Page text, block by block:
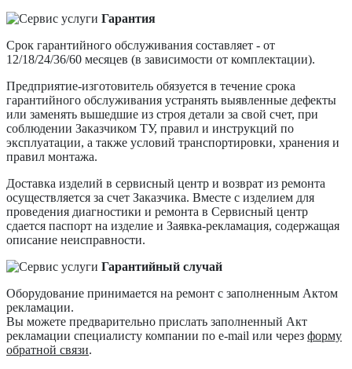
Гарантия
Срок гарантийного обслуживания составляет - от
12/18/24/36/60 месяцев (в зависимости от комплектации).
Предприятие-изготовитель обязуется в течение срока
гарантийного обслуживания устранять выявленные дефекты
или заменять вышедшие из строя детали за свой счет, при
соблюдении Заказчиком ТУ, правил и инструкций по
эксплуатации, а также условий транспортировки, хранения и
правил монтажа.
Доставка изделий в сервисный центр и возврат из ремонта
осуществляется за счет Заказчика. Вместе с изделием для
проведения диагностики и ремонта в Сервисный центр
сдается паспорт на изделие и Заявка-рекламация, содержащая
описание неисправности.
Гарантийный случай
Оборудование принимается на ремонт с заполненным Актом
рекламации.
Вы можете предварительно прислать заполненный Акт
рекламации специалисту компании по e-mail или через форму
обратной связи.